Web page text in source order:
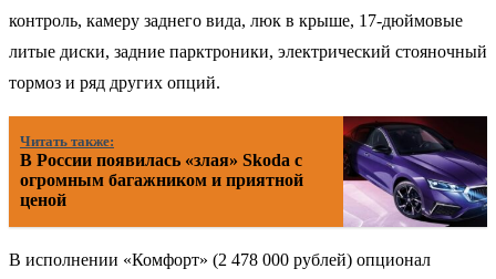
контроль, камеру заднего вида, люк в крыше, 17-дюймовые
литые диски, задние парктроники, электрический стояночный
тормоз и ряд других опций.
Читать также:
В России появилась «злая» Skoda с
огромным багажником и приятной
ценой
В исполнении «Комфорт» (2 478 000 рублей) опционал